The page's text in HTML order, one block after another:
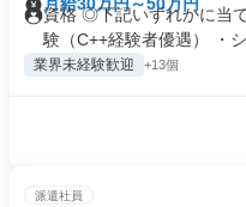
資格 ◎下記いずれかに当
験（C++経験者優遇） ・シ
業界未経験歓迎 +13個
派遣社員